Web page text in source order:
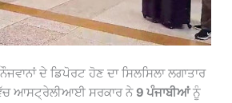
ਦੇ ਡਿਪੋਰਟ ਹੋਣ ਦਾ ਸਿਲਸਿਲਾ ਲਗਾਤਾਰ
ਆਸਟ੍ਰੇਲੀਆਈ ਸਰਕਾਰ ਨੇ 9 ਪੰਜਾਬੀਆਂਨੂੰ